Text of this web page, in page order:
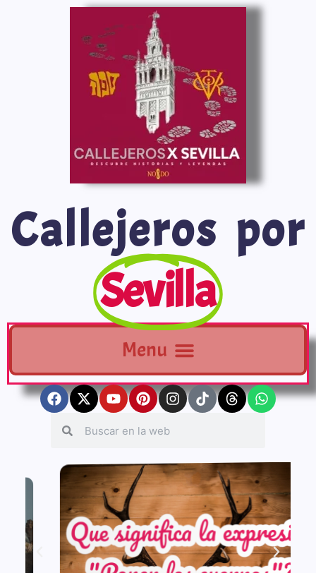
Callejeros por
Sevilla